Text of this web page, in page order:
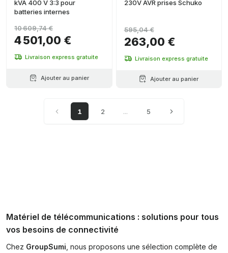
kVA 400 V 3:3 pour
batteries internes
4 501,00 €
10 609,74 €
Livraison express gratuite
Ajouter au panier
230V AVR prises Schuko
263,00 €
595,04 €
Livraison express gratuite
Ajouter au panier
1 2 ... 5
Matériel de télécommunications : solutions pour tous
vos besoins de connectivité
Chez GroupSumi , nous proposons une sélection complète de